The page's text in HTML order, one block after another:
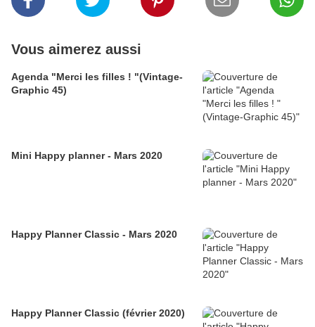
Vous aimerez aussi
Agenda "Merci les filles ! "(Vintage-
Graphic 45)
Mini Happy planner - Mars 2020
Happy Planner Classic - Mars 2020
Happy Planner Classic (février 2020)